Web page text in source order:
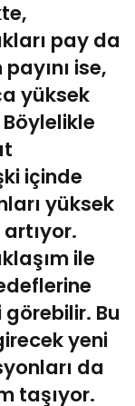
pay da
ise,
yüksek
içinde
yüksek
ile
Bu
yeni
da
taşıyor.